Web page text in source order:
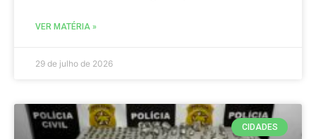
VER MATÉRIA »
29 de julho de 2026
CIDADES